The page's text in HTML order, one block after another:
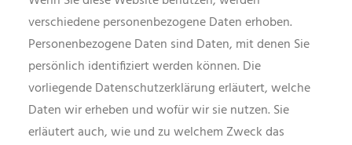
verschiedene personenbezogene Daten erhoben.
Personenbezogene Daten sind Daten, mit denen Sie
persönlich identifiziert werden können. Die
vorliegende Datenschutzerklärung erläutert, welche
Daten wir erheben und wofür wir sie nutzen. Sie
erläutert auch, wie und zu welchem Zweck das